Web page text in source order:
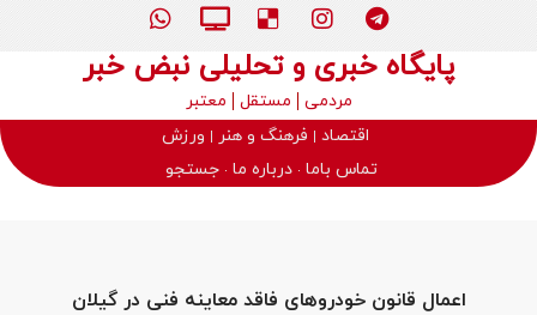
پایگاه خبری و تحلیلی نبض خبر
مردمی مستقل
معتبر
اقتصاد
فرهنگ و هنر
ورزش
تماس باما درباره ما جستجو
اعمال قانون خودروهای فاقد معاینه فنی در گیلان